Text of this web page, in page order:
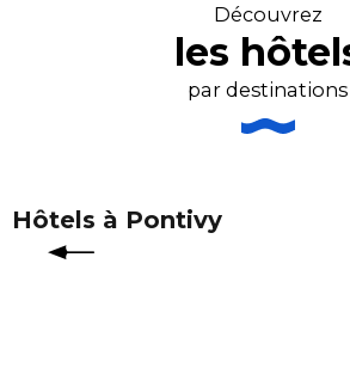
Découvrez
les
par destinations
Hôtels à Pontivy